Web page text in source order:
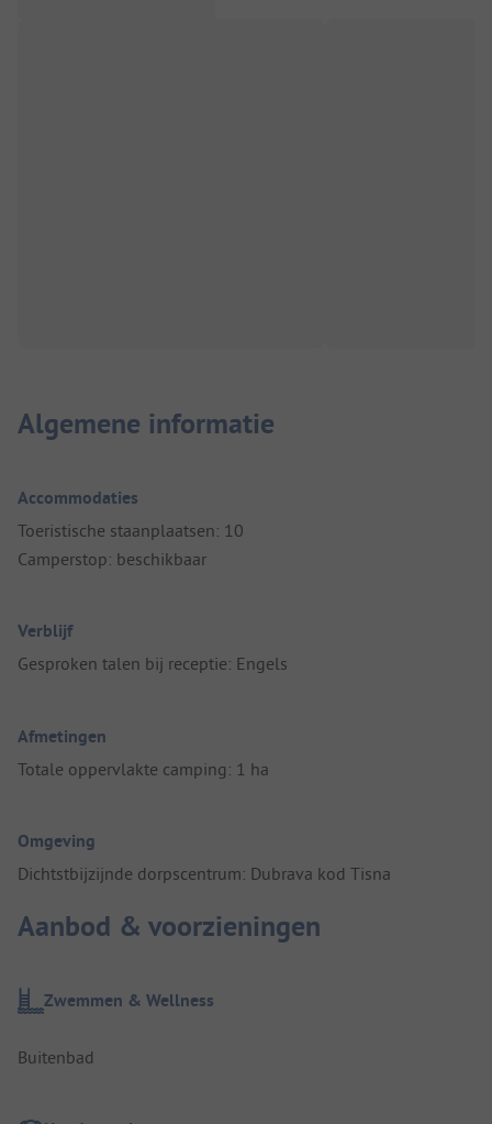
Algemene informatie
Accommodaties
Toeristische staanplaatsen: 10
Camperstop: beschikbaar
Verblijf
Gesproken talen bij receptie: Engels
Afmetingen
Totale oppervlakte camping: 1 ha
Omgeving
Dichtstbijzijnde dorpscentrum: Dubrava kod Tisna
Aanbod & voorzieningen
Zwemmen & Wellness
Buitenbad